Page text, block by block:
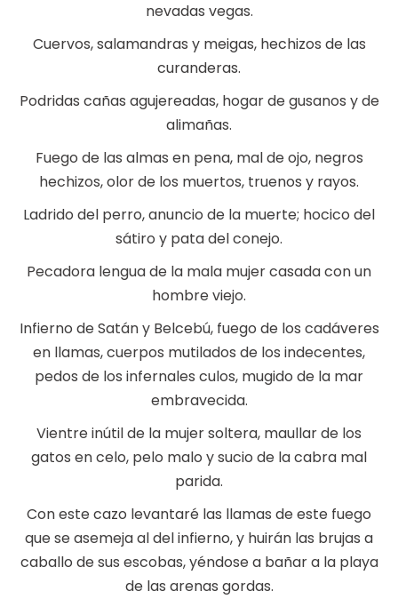
nevadas vegas.
Cuervos, salamandras y meigas, hechizos de las
curanderas.
Podridas cañas agujereadas, hogar de gusanos y de
alimañas.
Fuego de las almas en pena, mal de ojo, negros
hechizos, olor de los muertos, truenos y rayos.
Ladrido del perro, anuncio de la muerte; hocico del
sátiro y pata del conejo.
Pecadora lengua de la mala mujer casada con un
hombre viejo.
Infierno de Satán y Belcebú, fuego de los cadáveres
en llamas, cuerpos mutilados de los indecentes,
pedos de los infernales culos, mugido de la mar
embravecida.
Vientre inútil de la mujer soltera, maullar de los
gatos en celo, pelo malo y sucio de la cabra mal
parida.
Con este cazo levantaré las llamas de este fuego
que se asemeja al del infierno, y huirán las brujas a
caballo de sus escobas, yéndose a bañar a la playa
de las arenas gordas.